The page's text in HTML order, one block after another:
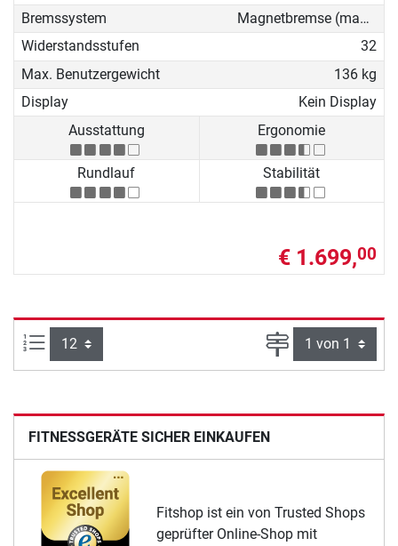
Bremssystem
Magnetbremse (manuell)
Widerstandsstufen
32
Max. Benutzergewicht
136 kg
Display
Kein Display
Ausstattung
Ergonomie
Rundlauf Stabilität
€ 1.699,00
Artikel pro Seite: Seite
FITNESSGERÄTE SICHER EINKAUFEN
Fitshop ist ein von Trusted Shops
geprüfter Online-Shop mit